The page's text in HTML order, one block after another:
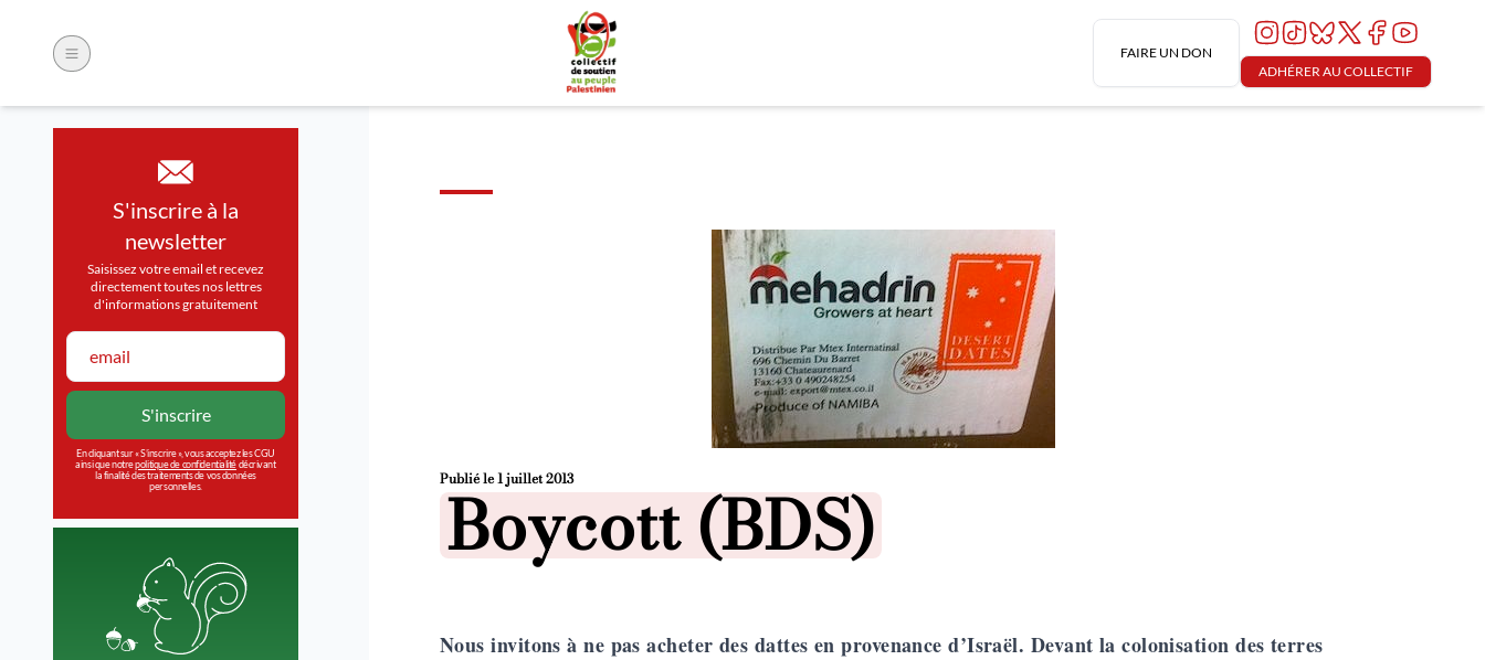
FAIRE UN DON
ADHÉRER AU COLLECTIF
S'inscrire à la
newsletter
Saisissez votre email et recevez
directement toutes nos lettres
d'informations gratuitement
En cliquant sur « S’inscrire », vous acceptez les CGU
ainsi que notrepolitique de confidentialitédécrivant
la finalité des traitements de vos données
personnelles.
Publié le1 juillet 2013
Posted in
Boycott (BDS)
Nous invitons à ne pas acheter des dattes en provenance d’Israël. Devant la colonisation des terres